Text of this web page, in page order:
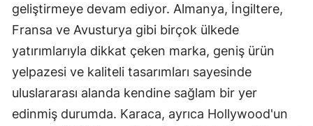
geliştirmeye devam ediyor. Almanya, İngiltere,
Fransa ve Avusturya gibi birçok ülkede
yatırımlarıyla dikkat çeken marka, geniş ürün
yelpazesi ve kaliteli tasarımları sayesinde
uluslararası alanda kendine sağlam bir yer
edinmiş durumda. Karaca, ayrıca Hollywood'un